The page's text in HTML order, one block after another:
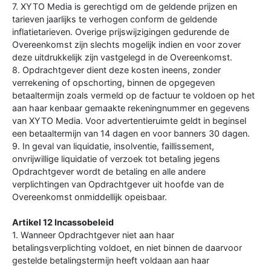
7. XYTO Media is gerechtigd om de geldende prijzen en
tarieven jaarlijks te verhogen conform de geldende
inflatietarieven. Overige prijswijzigingen gedurende de
Overeenkomst zijn slechts mogelijk indien en voor zover
deze uitdrukkelijk zijn vastgelegd in de Overeenkomst.
8. Opdrachtgever dient deze kosten ineens, zonder
verrekening of opschorting, binnen de opgegeven
betaaltermijn zoals vermeld op de factuur te voldoen op het
aan haar kenbaar gemaakte rekeningnummer en gegevens
van XYTO Media. Voor advertentieruimte geldt in beginsel
een betaaltermijn van 14 dagen en voor banners 30 dagen.
9. In geval van liquidatie, insolventie, faillissement,
onvrijwillige liquidatie of verzoek tot betaling jegens
Opdrachtgever wordt de betaling en alle andere
verplichtingen van Opdrachtgever uit hoofde van de
Overeenkomst onmiddellijk opeisbaar.
Artikel 12 Incassobeleid
1. Wanneer Opdrachtgever niet aan haar
betalingsverplichting voldoet, en niet binnen de daarvoor
gestelde betalingstermijn heeft voldaan aan haar